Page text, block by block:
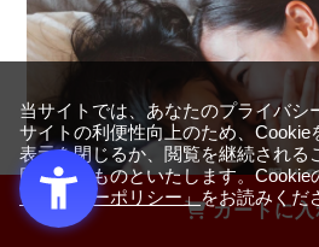
カートに入
当サイトでは、あなたのプライバシ
サイトの利便性向上のため、Cookie
表示を閉じるか、閲覧を継続される
同意するものといたします。Cookie
ライバシーポリシー」をお読みくだ